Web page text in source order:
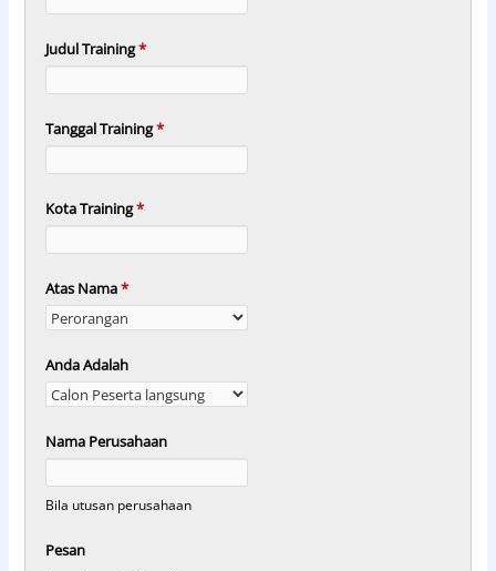
Judul Training*
Tanggal Training*
Kota Training*
Atas Nama*
Anda Adalah
Nama Perusahaan
Bila utusan perusahaan
Pesan